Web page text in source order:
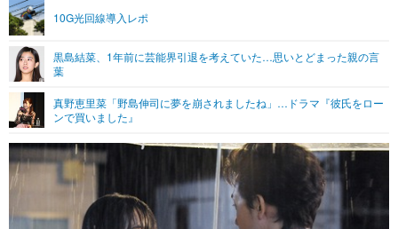
ショッピング その他
ライフTOP
リリース一覧
プッシュ通知の停止方法
10G光回線導入レポ
黒島結菜、1年前に芸能界引退を考えていた…思いとどまった親の言
葉
真野恵里菜「野島伸司に夢を崩されましたね」…ドラマ『彼氏をロー
ンで買いました』